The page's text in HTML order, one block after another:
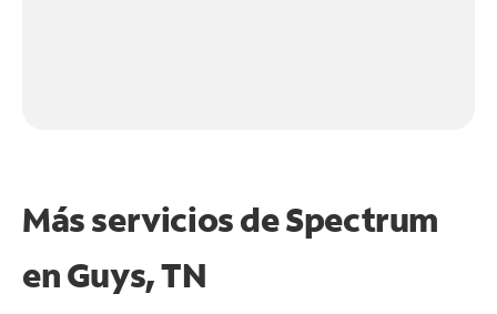
Más servicios de Spectrum
enGuys, TN